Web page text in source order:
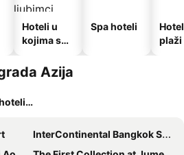
Hoteli u
kojima su
kućni
ljubimci
Spa hoteli
plaži
Azija
InterContinental Bangkok Sukhumvit by IHG